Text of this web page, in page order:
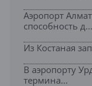
Аэропорт
способность д...
Из Костаная
В аэропорту
термина...